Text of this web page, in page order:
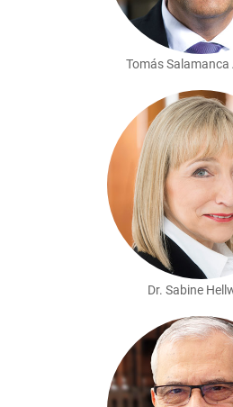
Tomás Salamanca
Dr. Sabine